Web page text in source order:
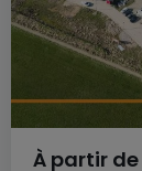
À partir de